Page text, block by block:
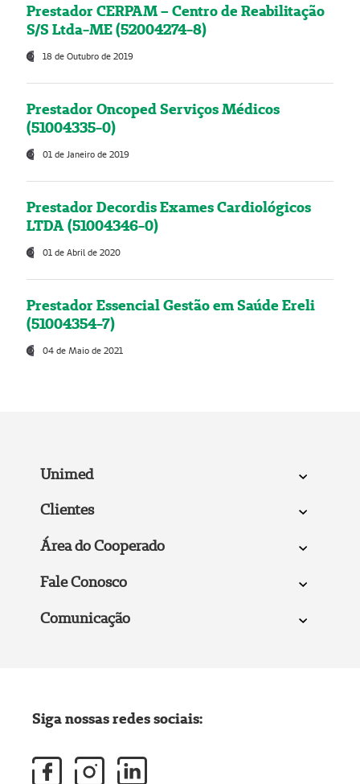
Prestador CERPAM – Centro de Reabilitação
S/S Ltda-ME (52004274-8)
18 de Outubro de 2019
Prestador Oncoped Serviços Médicos
(51004335-0)
01 de Janeiro de 2019
Prestador Decordis Exames Cardiológicos
LTDA (51004346-0)
01 de Abril de 2020
Prestador Essencial Gestão em Saúde Ereli
(51004354-7)
04 de Maio de 2021
Unimed
Clientes
Área do Cooperado
Fale Conosco
Comunicação
Siga nossas redes sociais: